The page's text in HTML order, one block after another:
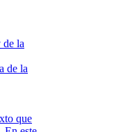
la
de la